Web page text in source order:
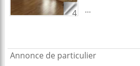
4
...
Annonce de particulier